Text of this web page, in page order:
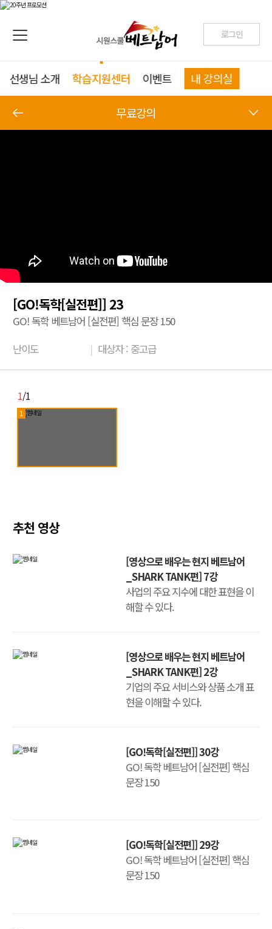
로그인
선생님 소개 학습지원센터 이벤트 내 강의실
무료강의
[GO!독학[실전편]] 23
GO! 독학 베트남어 [실전편] 핵심 문장 150
난이도
| 대상자 : 중고급
1/1
1
추천 영상
[영상으로 배우는 현지 베트남어
_SHARK TANK편] 7강
사업의 주요 지수에 대한 표현을 이
해할 수 있다.
[영상으로 배우는 현지 베트남어
_SHARK TANK편] 2강
기업의 주요 서비스와 상품 소개 표
현을 이해할 수 있다.
[GO!독학[실전편]] 30강
GO! 독학 베트남어 [실전편] 핵심
문장 150
[GO!독학[실전편]] 29강
GO! 독학 베트남어 [실전편] 핵심
문장 150